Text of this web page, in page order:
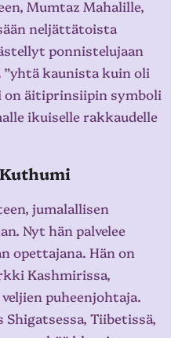
Mumtaz Mahalille,
neljättätoista
ponnistelujaan
kaunista kuin oli
on äitiprinsiipin symboli
ikuiselle rakkaudelle
jumalallisen
Nyt hän palvelee
opettajana. Hän on
Kashmirissa,
puheenjohtaja.
Tiibetissä,